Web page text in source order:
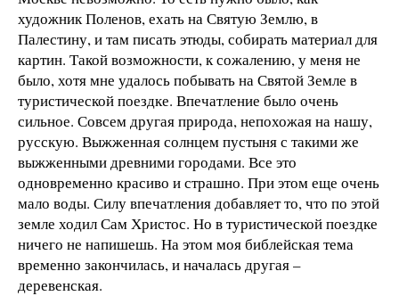
художник Поленов, ехать на Святую Землю, в
Палестину, и там писать этюды, собирать материал для
картин. Такой возможности, к сожалению, у меня не
было, хотя мне удалось побывать на Святой Земле в
туристической поездке. Впечатление было очень
сильное. Совсем другая природа, непохожая на нашу,
русскую. Выжженная солнцем пустыня с такими же
выжженными древними городами. Все это
одновременно красиво и страшно. При этом еще очень
мало воды. Силу впечатления добавляет то, что по этой
земле ходил Сам Христос. Но в туристической поездке
ничего не напишешь. На этом моя библейская тема
временно закончилась, и началась другая –
деревенская.